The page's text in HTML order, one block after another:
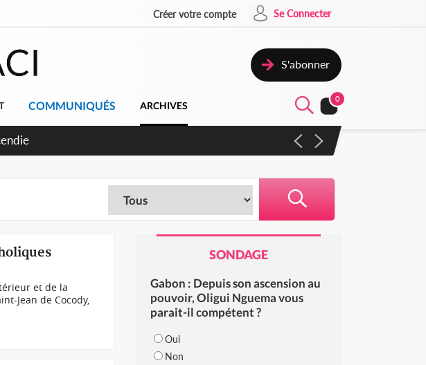
Créer votre compte Se Connecter
S'abonner
COMMUNIQUÉS ARCHIVES
0
en vaste campagne contre les produits
et de la
Jean de Cocody,
SONDAGE
Gabon : Depuis son ascension au
pouvoir, Oligui Nguema vous
parait-il compétent ?
Oui
Non